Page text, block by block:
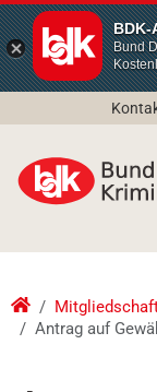
BDK-
Bund
Antrag auf